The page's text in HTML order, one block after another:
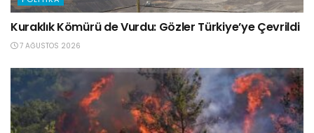
Kuraklık Kömürü de Vurdu: Gözler Türkiye’ye Çevrildi
7 AĞUSTOS 2026